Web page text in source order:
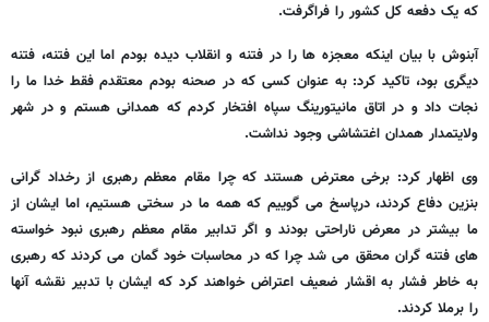
که یک دفعه کل کشور را فراگرفت.
آبنوش با بیان اینکه معجزه ها را در فتنه و انقلاب دیده بودم اما این فتنه، فتنه
دیگری بود، تاکید کرد: به عنوان کسی که در صحنه بودم معتقدم فقط خدا ما را
نجات داد و در اتاق مانیتورینگ سپاه افتخار کردم که همدانی هستم و در شهر
ولایتمدار همدان اغتشاشی وجود نداشت.
وی اظهار کرد: برخی معترض هستند که چرا مقام معظم رهبری از رخداد گرانی
بنزین دفاع کردند، درپاسخ می گوییم که همه ما در سختی هستیم، اما ایشان از
ما بیشتر در معرض ناراحتی بودند و اگر تدابیر مقام معظم رهبری نبود خواسته
های فتنه گران محقق می شد چرا که در محاسبات خود گمان می کردند که رهبری
به خاطر فشار به اقشار ضعیف اعتراض خواهند کرد که ایشان با تدبیر نقشه آنها
را برملا کردند.